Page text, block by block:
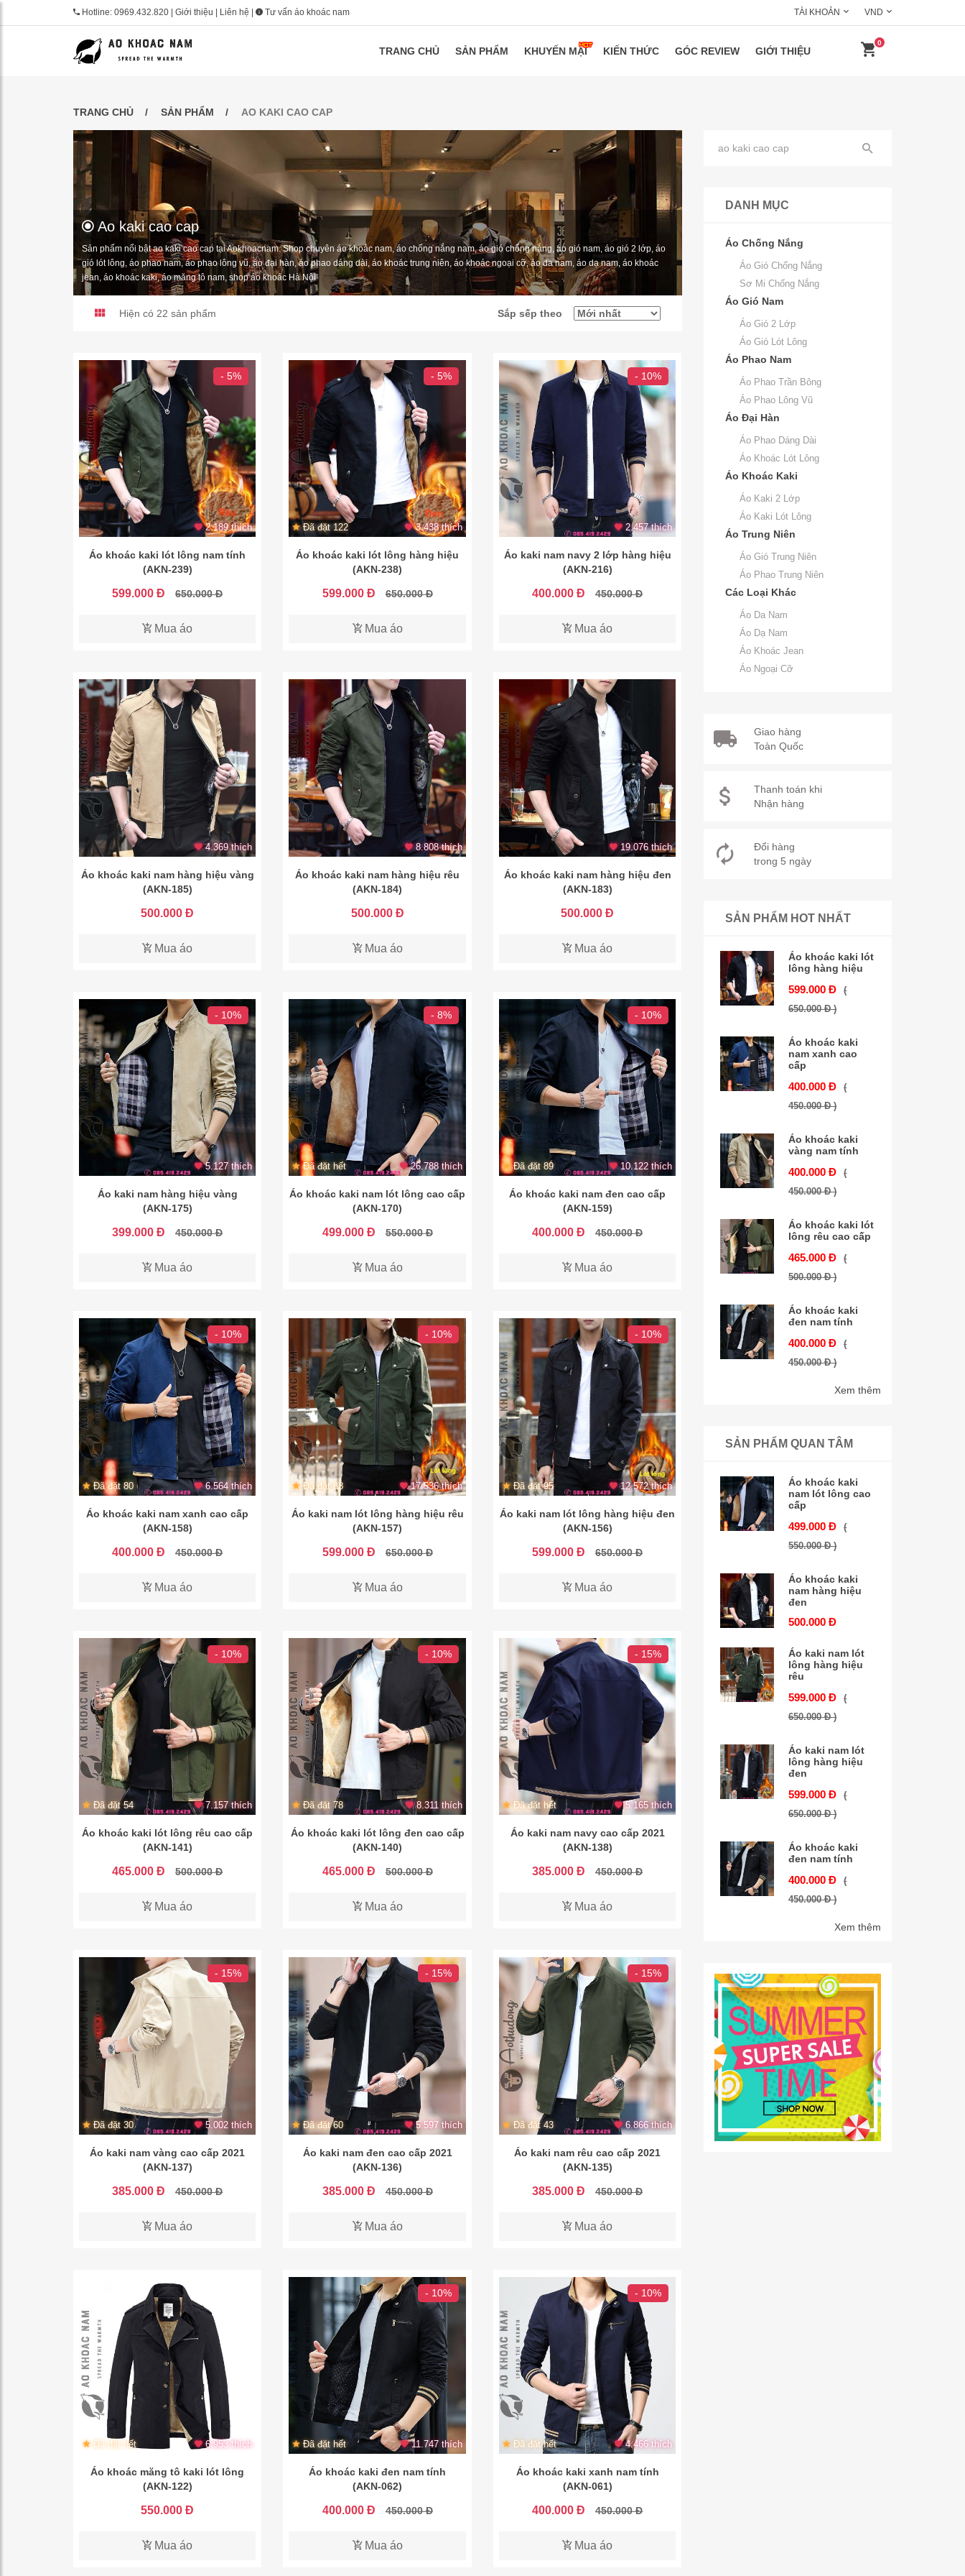
Hotline: 0969.432.820 Giới thiệu Liên hệ Tư vấn áo khoác nam TÀI KHOẢN VND
TRANG CHỦ SẢN PHẨM KHUYẾN MẠI KIẾN THỨC GÓC REVIEW GIỚI THIỆU
0
TRANG CHỦ SẢN PHẨM AO KAKI CAO CAP
Ao kaki cao cap
Sản phẩm nổi bật ao kaki cao cap tại Aokhoacnam. Shop chuyên áo khoác nam, áo chống nắng nam, áo gió chống nắng, áo gió nam, áo gió 2 lớp, áo
gió lót lông, áo phao nam, áo phao lông vũ, áo đại hàn, áo phao dáng dài, áo khoác trung niên, áo khoác ngoại cỡ, áo da nam, áo dạ nam, áo khoác
jean, áo khoác kaki, áo măng tô nam, shop áo khoác Hà Nội
Hiện có 22 sản phẩm Sắp sếp theo
- 5%
2.189 thích
Áo khoác kaki lót lông nam tính
(AKN-239)
599.000 Đ 650.000 Đ
Mua áo
- 5%
Đã đặt 122 3.438 thích
Áo khoác kaki lót lông hàng hiệu
(AKN-238)
599.000 Đ 650.000 Đ
Mua áo
- 10%
2.457 thích
Áo kaki nam navy 2 lớp hàng hiệu
(AKN-216)
400.000 Đ 450.000 Đ
Mua áo
4.369 thích
Áo khoác kaki nam hàng hiệu vàng
(AKN-185)
500.000 Đ
Mua áo
8.808 thích
Áo khoác kaki nam hàng hiệu rêu
(AKN-184)
500.000 Đ
Mua áo
19.076 thích
Áo khoác kaki nam hàng hiệu đen
(AKN-183)
500.000 Đ
Mua áo
- 10%
5.127 thích
Áo kaki nam hàng hiệu vàng
(AKN-175)
399.000 Đ 450.000 Đ
Mua áo
- 8%
Đã đặt hết 26.788 thích
Áo khoác kaki nam lót lông cao cấp
(AKN-170)
499.000 Đ 550.000 Đ
Mua áo
- 10%
Đã đặt 89 10.122 thích
Áo khoác kaki nam đen cao cấp
(AKN-159)
400.000 Đ 450.000 Đ
Mua áo
- 10%
Đã đặt 80 6.564 thích
Áo khoác kaki nam xanh cao cấp
(AKN-158)
400.000 Đ 450.000 Đ
Mua áo
- 10%
Đã đặt 88 17.536 thích
Áo kaki nam lót lông hàng hiệu rêu
(AKN-157)
599.000 Đ 650.000 Đ
Mua áo
- 10%
Đã đặt 95 12.572 thích
Áo kaki nam lót lông hàng hiệu đen
(AKN-156)
599.000 Đ 650.000 Đ
Mua áo
- 10%
Đã đặt 54 7.157 thích
Áo khoác kaki lót lông rêu cao cấp
(AKN-141)
465.000 Đ 500.000 Đ
Mua áo
- 10%
Đã đặt 78 8.311 thích
Áo khoác kaki lót lông đen cao cấp
(AKN-140)
465.000 Đ 500.000 Đ
Mua áo
- 15%
Đã đặt hết 5.165 thích
Áo kaki nam navy cao cấp 2021
(AKN-138)
385.000 Đ 450.000 Đ
Mua áo
- 15%
Đã đặt 30 5.002 thích
Áo kaki nam vàng cao cấp 2021
(AKN-137)
385.000 Đ 450.000 Đ
Mua áo
- 15%
Đã đặt 60 5.597 thích
Áo kaki nam đen cao cấp 2021
(AKN-136)
385.000 Đ 450.000 Đ
Mua áo
- 15%
Đã đặt 43 6.866 thích
Áo kaki nam rêu cao cấp 2021
(AKN-135)
385.000 Đ 450.000 Đ
Mua áo
Đã đặt hết 6.953 thích
Áo khoác măng tô kaki lót lông
(AKN-122)
550.000 Đ
Mua áo
- 10%
Đã đặt hết 11.747 thích
Áo khoác kaki đen nam tính
(AKN-062)
400.000 Đ 450.000 Đ
Mua áo
- 10%
Đã đặt hết 4.466 thích
Áo khoác kaki xanh nam tính
(AKN-061)
400.000 Đ 450.000 Đ
Mua áo
DANH MỤC
Áo Chống Nắng
Áo Gió Chống Nắng
Sơ Mi Chống Nắng
Áo Gió Nam
Áo Gió 2 Lớp
Áo Gió Lót Lông
Áo Phao Nam
Áo Phao Trần Bông
Áo Phao Lông Vũ
Áo Đại Hàn
Áo Phao Dáng Dài
Áo Khoác Lót Lông
Áo Khoác Kaki
Áo Kaki 2 Lớp
Áo Kaki Lót Lông
Áo Trung Niên
Áo Gió Trung Niên
Áo Phao Trung Niên
Các Loại Khác
Áo Da Nam
Áo Dạ Nam
Áo Khoác Jean
Áo Ngoại Cỡ
Giao hàng
Toàn Quốc
Thanh toán khi
Nhận hàng
Đổi hàng
trong 5 ngày
SẢN PHẨM HOT NHẤT
Áo khoác kaki lót
lông hàng hiệu
599.000 Đ
(
650.000 Đ )
Áo khoác kaki
nam xanh cao
cấp
400.000 Đ
(
450.000 Đ )
Áo khoác kaki
vàng nam tính
400.000 Đ
(
450.000 Đ )
Áo khoác kaki lót
lông rêu cao cấp
465.000 Đ
(
500.000 Đ )
Áo khoác kaki
đen nam tính
400.000 Đ
(
450.000 Đ )
Xem thêm
SẢN PHẨM QUAN TÂM
Áo khoác kaki
nam lót lông cao
cấp
499.000 Đ
(
550.000 Đ )
Áo khoác kaki
nam hàng hiệu
đen
500.000 Đ
Áo kaki nam lót
lông hàng hiệu
rêu
599.000 Đ
(
650.000 Đ )
Áo kaki nam lót
lông hàng hiệu
đen
599.000 Đ
(
650.000 Đ )
Áo khoác kaki
đen nam tính
400.000 Đ
(
450.000 Đ )
Xem thêm